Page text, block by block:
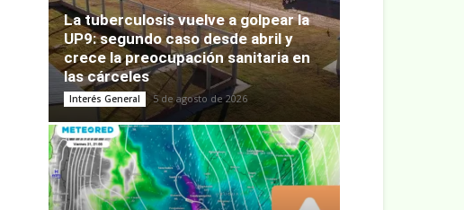
La tuberculosis vuelve a golpear la
UP9: segundo caso desde abril y
crece la preocupación sanitaria en
las cárceles
Interés General 5 de agosto de 2026